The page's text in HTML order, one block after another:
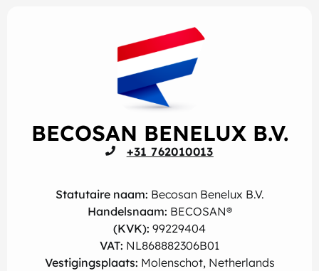
BECOSAN BENELUX B.V.
+31 762010013
Statutaire naam: Becosan Benelux B.V.
Handelsnaam: BECOSAN®
(KVK): 99229404
VAT: NL868882306B01
Vestigingsplaats: Molenschot, Netherlands